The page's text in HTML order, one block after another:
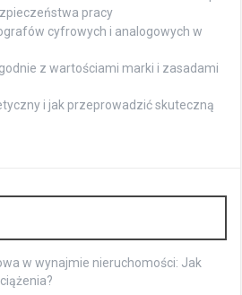
pracy
cyfrowych i analogowych w
z wartościami marki i zasadami
i jak przeprowadzić skuteczną
w wynajmie nieruchomości: Jak